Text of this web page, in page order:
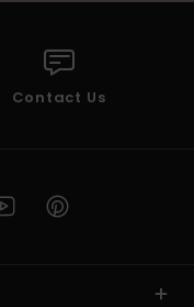
Contact Us